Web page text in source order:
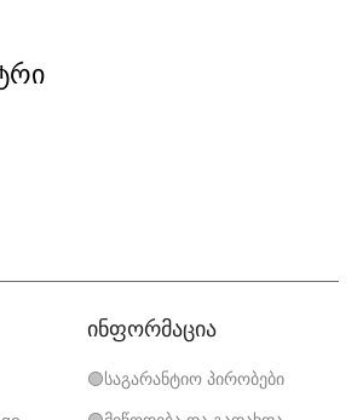
ინფორმაცია
🟣საგარანტიო პირობები